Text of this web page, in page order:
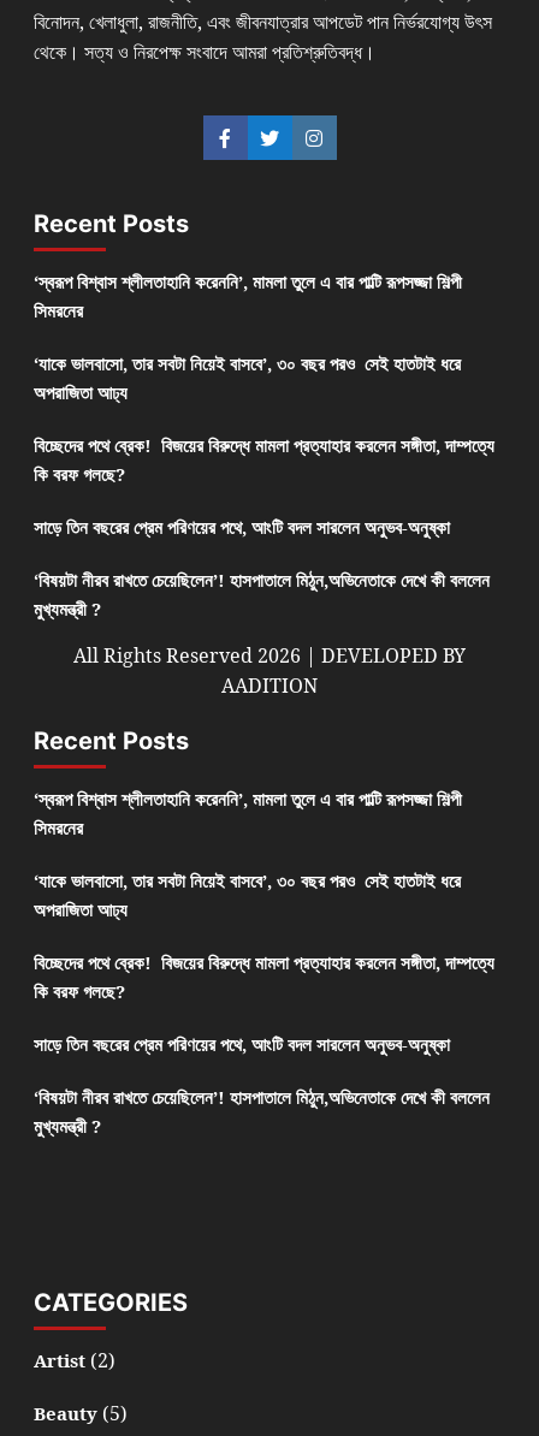
বিনোদন, খেলাধুলা, রাজনীতি, এবং জীবনযাত্রার আপডেট পান নির্ভরযোগ্য উৎস
থেকে। সত্য ও নিরপেক্ষ সংবাদে আমরা প্রতিশ্রুতিবদ্ধ।
Recent Posts
‘স্বরূপ বিশ্বাস শ্লীলতাহানি করেননি’, মামলা তুলে এ বার পাল্টি রূপসজ্জা শিল্পী
সিমরনের
‘যাকে ভালবাসো, তার সবটা নিয়েই বাসবে’, ৩০ বছর পরও সেই হাতটাই ধরে
অপরাজিতা আঢ্য
বিচ্ছেদের পথে ব্রেক! বিজয়ের বিরুদ্ধে মামলা প্রত্যাহার করলেন সঙ্গীতা, দাম্পত্যে
কি বরফ গলছে?
সাড়ে তিন বছরের প্রেম পরিণয়ের পথে, আংটি বদল সারলেন অনুভব-অনুষ্কা
‘বিষয়টা নীরব রাখতে চেয়েছিলেন’! হাসপাতালে মিঠুন,অভিনেতাকে দেখে কী বললেন
মুখ্যমন্ত্রী ?
All Rights Reserved 2026 | DEVELOPED BY
AADITION
Recent Posts
‘স্বরূপ বিশ্বাস শ্লীলতাহানি করেননি’, মামলা তুলে এ বার পাল্টি রূপসজ্জা শিল্পী
সিমরনের
‘যাকে ভালবাসো, তার সবটা নিয়েই বাসবে’, ৩০ বছর পরও সেই হাতটাই ধরে
অপরাজিতা আঢ্য
বিচ্ছেদের পথে ব্রেক! বিজয়ের বিরুদ্ধে মামলা প্রত্যাহার করলেন সঙ্গীতা, দাম্পত্যে
কি বরফ গলছে?
সাড়ে তিন বছরের প্রেম পরিণয়ের পথে, আংটি বদল সারলেন অনুভব-অনুষ্কা
‘বিষয়টা নীরব রাখতে চেয়েছিলেন’! হাসপাতালে মিঠুন,অভিনেতাকে দেখে কী বললেন
মুখ্যমন্ত্রী ?
CATEGORIES
Artist(2)
Beauty(5)